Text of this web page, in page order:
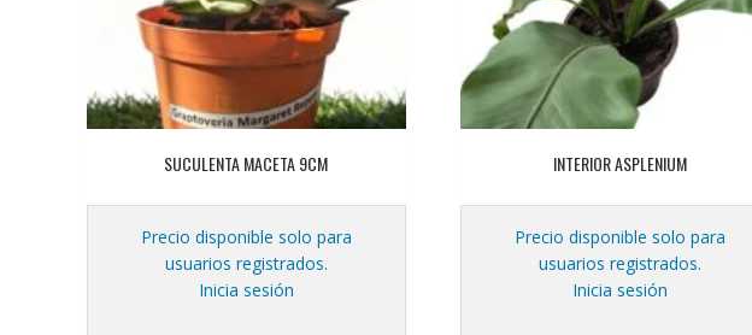
SUCULENTA MACETA 9CM
Precio disponible solo para
usuarios registrados.
Inicia sesión
INTERIOR ASPLENIUM
Precio disponible solo para
usuarios registrados.
Inicia sesión